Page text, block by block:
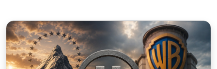
devise du solde du compte - 1 USD / 1EUR /
100 JPY (pour les actions américaines
seulement 1 USD)